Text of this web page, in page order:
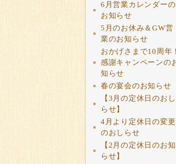
6月営業カレンダーの
お知らせ
5月のお休み＆GW営
業のお知らせ
おかげさまで10周年！
感謝キャンペーンの
知らせ
春の宴会のお知らせ
【3月の定休日のおし
らせ】
4月より定休日の変更
のおしらせ
【2月の定休日のお知
らせ】